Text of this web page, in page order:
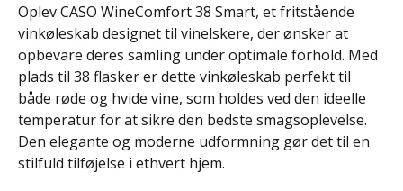
Oplev CASO WineComfort 38 Smart, et fritstående
vinkøleskab designet til vinelskere, der ønsker at
opbevare deres samling under optimale forhold. Med
plads til 38 flasker er dette vinkøleskab perfekt til
både røde og hvide vine, som holdes ved den ideelle
temperatur for at sikre den bedste smagsoplevelse.
Den elegante og moderne udformning gør det til en
stilfuld tilføjelse i ethvert hjem.